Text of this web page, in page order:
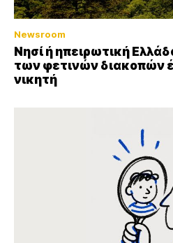
Newsroom
Νησί ή ηπειρωτική
των φετινών διακοπών
νικητή